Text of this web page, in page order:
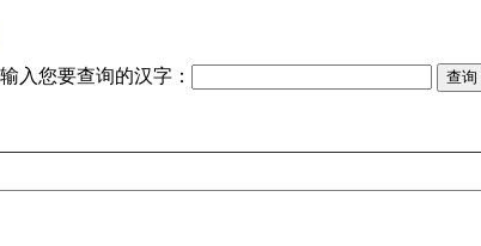
入您要查询的汉字：